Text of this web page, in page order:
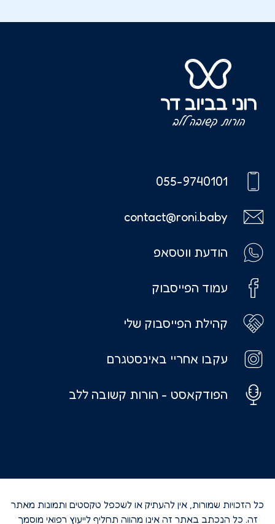
055-9740101
contact@roni.baby
הודעת ווטסאפ
עמוד הפייסבוק
קהילת הפייסבוק שלי
עקבו אחריי באינסטגרם
הפודקאסט - הורות קשובה ללב
כל הזכויות שמורות, אין להעתיק או לשכפל טקסטים ותמונות מאתר
זה. כל הנכתב באתר זה אינו מהווה תחליף לייעוץ רפואי מוסמך